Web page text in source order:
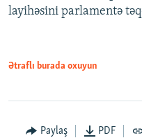
720p
layihəsini parlamentə
Ətraflı burada oxuyun
Paylaş PDF